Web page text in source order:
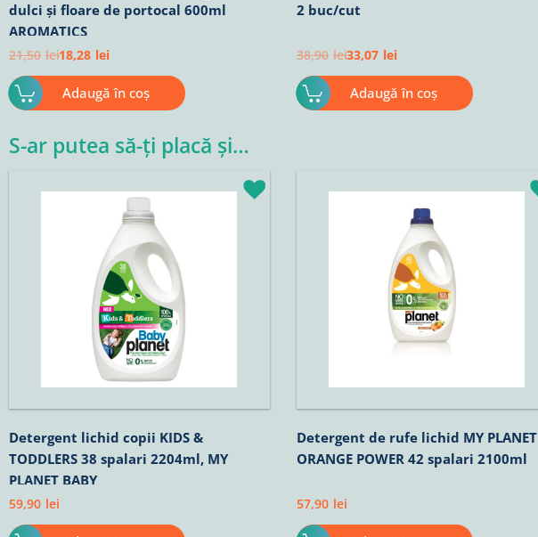
dulci și floare de portocal 600ml
AROMATICS
21,50 lei18,28 lei
Adaugă în coș
2 buc/cut
38,90 lei33,07 lei
Adaugă în coș
S-ar putea să-ți placă și…
Detergent lichid copii KIDS &
TODDLERS 38 spalari 2204ml, MY
PLANET BABY
59,90 lei
Detergent de rufe lichid MY PLANET
ORANGE POWER 42 spalari 2100ml
57,90 lei